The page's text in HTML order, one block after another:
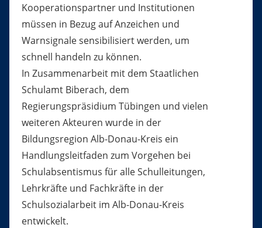
Kooperationspartner und Institutionen
müssen in Bezug auf Anzeichen und
Warnsignale sensibilisiert werden, um
schnell handeln zu können.
In Zusammenarbeit mit dem Staatlichen
Schulamt Biberach, dem
Regierungspräsidium Tübingen und vielen
weiteren Akteuren wurde in der
Bildungsregion Alb-Donau-Kreis ein
Handlungsleitfaden zum Vorgehen bei
Schulabsentismus für alle Schulleitungen,
Lehrkräfte und Fachkräfte in der
Schulsozialarbeit im Alb-Donau-Kreis
entwickelt.